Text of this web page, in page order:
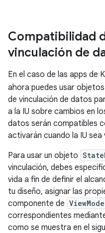
Compatibilidad
vinculación de
En el caso de las apps de
ahora puedes usar objetos
de vinculación de datos
a la IU sobre cambios en
datos serán compatibles
activarán cuando la IU sea
Para usar un objeto
vinculación, debes
vida a fin de definir el
tu diseño, asignar las
componente de
correspondientes
como se muestra en el